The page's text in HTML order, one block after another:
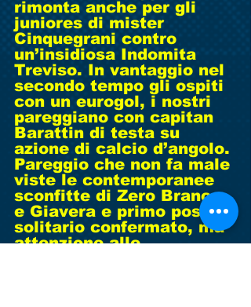
rimonta anche per gli
juniores di mister
Cinquegrani contro
un’insidiosa Indomita
Treviso. In vantaggio nel
secondo tempo gli ospiti
con un eurogol, i nostri
pareggiano con capitan
Barattin di testa su
azione di calcio d’angolo.
Pareggio che non fa male
viste le contemporanee
sconfitte di Zero Branco
e Giavera e primo posto
solitario confermato, ma
attenzione alle